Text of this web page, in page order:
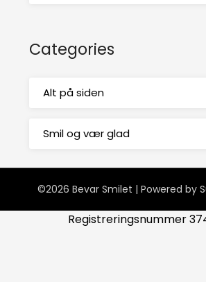
Categories
Alt på siden
Smil og vær glad
©2026 Bevar Smilet | Powered by
Registreringsnummer